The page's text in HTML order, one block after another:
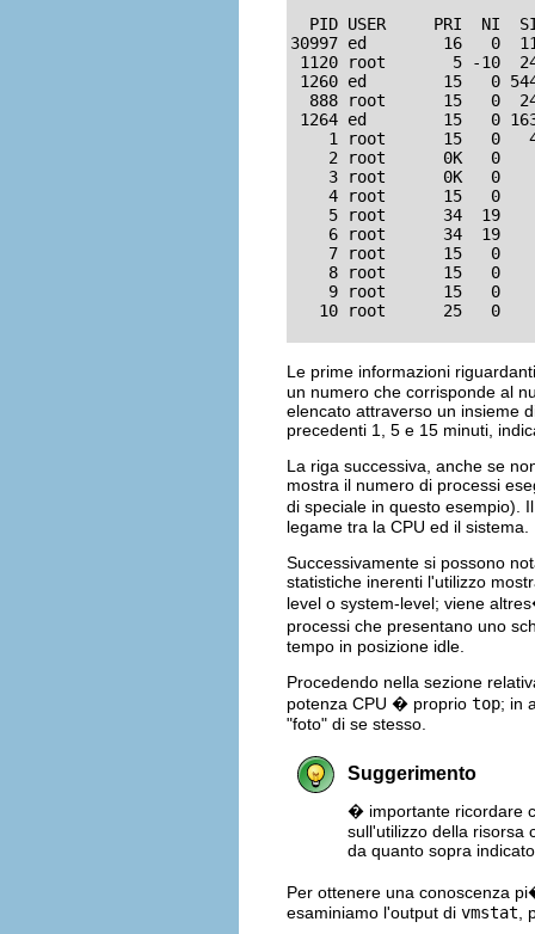
PID USER     PRI  NI
30997 ed        16   0
1120 root       5 -10
1260 ed        15   0
888 root      15   0
1264 ed        15   0
1 root      15   0
2 root      0K   0
3 root      0K   0
4 root      15   0
5 root      34  19
6 root      34  19
7 root      15   0
8 root      15   0
9 root      15   0
10 root      25   0
Le prime informazioni
un numero che corrisponde al
elencato attraverso un insieme
precedenti 1, 5 e 15 minuti,
La riga successiva, anche se
mostra il numero di processi
di speciale in questo esempio).
legame tra la CPU ed il sistema.
Successivamente si possono
statistiche inerenti l'utilizzo
level o system-level; viene
processi che presentano uno
tempo in posizione idle.
Procedendo nella sezione
potenza CPU � proprio top; in
"foto" di se stesso.
Suggerimento
� importante ricordare
sull'utilizzo della risorsa
da quanto sopra
Per ottenere una conoscenza
esaminiamo l'output di vmstat